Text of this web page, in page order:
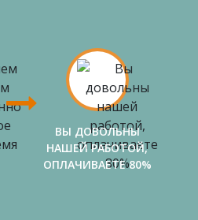
ВЫ ДОВОЛЬНЫ
НАШЕЙ РАБОТОЙ,
ОПЛАЧИВАЕТЕ 80%